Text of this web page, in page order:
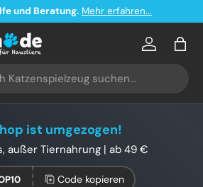
und Beratung. Mehr erfahren...
Konto
ist umgezogen!
außer Tiernahrung | ab 49 €
Code kopieren